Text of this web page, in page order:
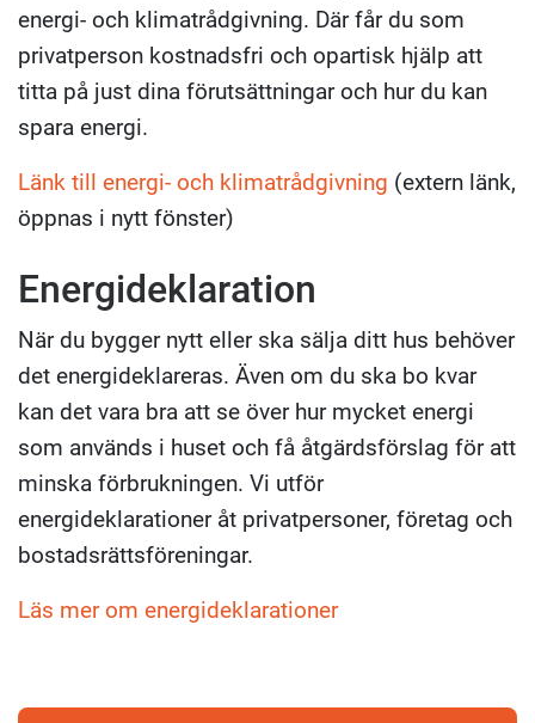
energi- och klimatrådgivning. Där får du som
privatperson kostnadsfri och opartisk hjälp att
titta på just dina förutsättningar och hur du kan
spara energi.
Länk till energi- och klimatrådgivning (extern länk,
öppnas i nytt fönster)
Energideklaration
När du bygger nytt eller ska sälja ditt hus behöver
det energideklareras. Även om du ska bo kvar
kan det vara bra att se över hur mycket energi
som används i huset och få åtgärdsförslag för att
minska förbrukningen. Vi utför
energideklarationer åt privatpersoner, företag och
bostadsrättsföreningar.
Läs mer om energideklarationer